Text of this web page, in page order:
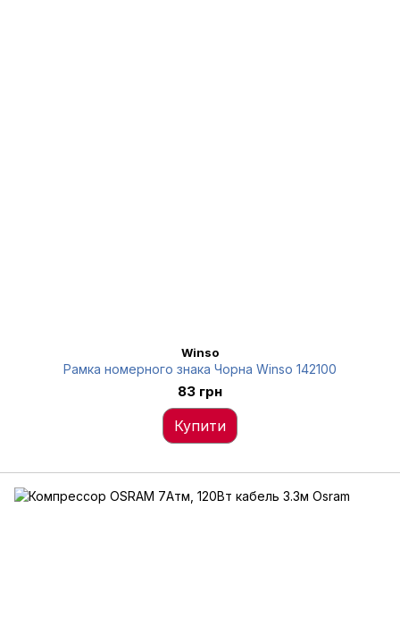
Winso
Рамка номерного знака Чорна Winso 142100
83 грн
Купити